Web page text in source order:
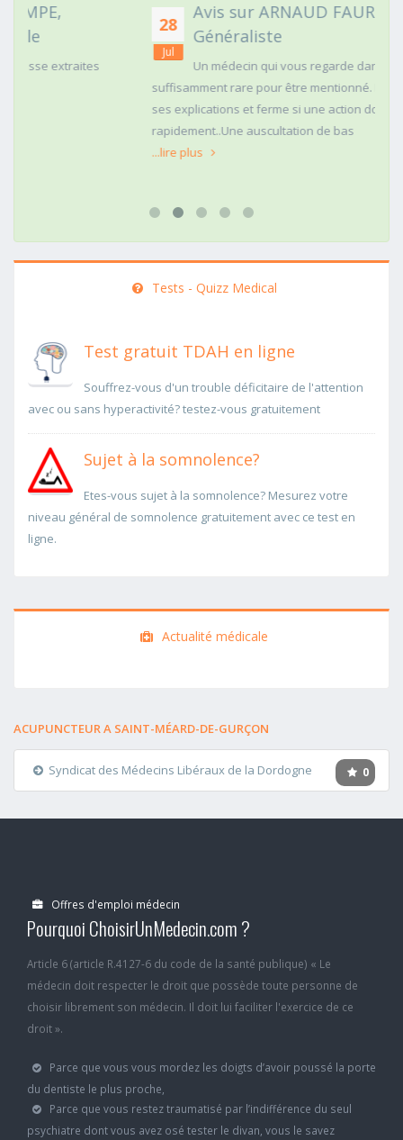
28
Avis sur ARNAUD FAURIE, Médecin
Généraliste
Un médecin qui vous regarde dans les yeux c'est
suffisamment rare pour être mentionné. Posé,clair dans
ses explications et ferme si une action doit être menée
rapidement..Une auscultation de bas
Tests - Quizz Medical
Test gratuit TDAH en ligne
Souffrez-vous d'un trouble déficitaire de l'attention
avec ou sans hyperactivité? testez-vous gratuitement
Sujet à la somnolence?
Etes-vous sujet à la somnolence? Mesurez votre
niveau général de somnolence gratuitement avec ce test en
ligne.
Actualité médicale
ACUPUNCTEUR A SAINT-MÉARD-DE-GURÇON
0
Syndicat des Médecins Libéraux de la Dordogne
Offres d'emploi médecin
Pourquoi ChoisirUnMedecin.com ?
Article 6 (article R.4127-6 du code de la santé publique) « Le
médecin doit respecter le droit que possède toute personne de
choisir librement son médecin. Il doit lui faciliter l'exercice de ce
droit ».
Parce que vous vous mordez les doigts d’avoir poussé la porte
du dentiste le plus proche,
Parce que vous restez traumatisé par l’indifférence du seul
psychiatre dont vous avez osé tester le divan, vous le savez